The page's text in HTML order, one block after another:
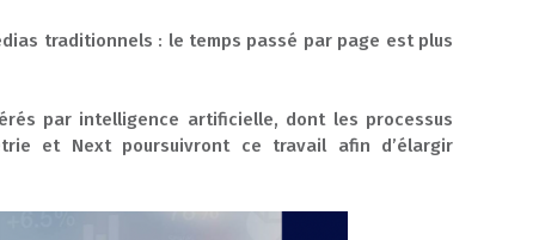
traditionnels : le temps passé par page est plus
par intelligence artificielle, dont les processus
et Next poursuivront ce travail afin d’élargir